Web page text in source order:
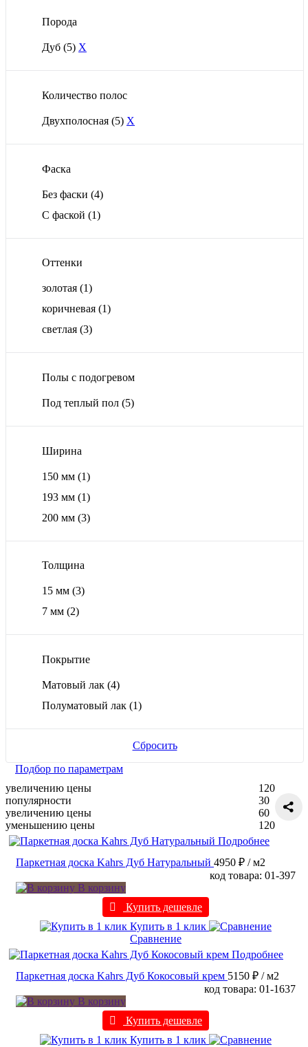
Порода
Дуб (5) X
Количество полос
Двухполосная (5) X
Фаска
Без фаски (4)
С фаской (1)
Оттенки
золотая (1)
коричневая (1)
светлая (3)
Полы с подогревом
Под теплый пол (5)
Ширина
150 мм (1)
193 мм (1)
200 мм (3)
Толщина
15 мм (3)
7 мм (2)
Покрытие
Матовый лак (4)
Полуматовый лак (1)
Сбросить
Подбор по параметрам
увеличению цены
популярности
увеличению цены
уменьшению цены
120
30
60
120
Подробнее
Паркетная доска Kahrs Дуб Натуральный 4950 ₽ / м2
код товара: 01-397
В корзину
Купить дешевле
Купить в 1 клик
Сравнение
Подробнее
Паркетная доска Kahrs Дуб Кокосовый крем 5150 ₽ / м2
код товара: 01-1637
В корзину
Купить дешевле
Купить в 1 клик